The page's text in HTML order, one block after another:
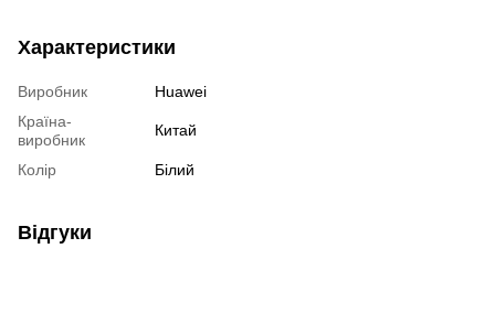
Характеристики
Виробник
Huawei
Країна-
виробник
Китай
Колір Білий
Відгуки